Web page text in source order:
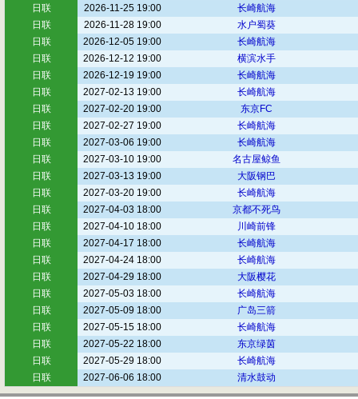
日联
2026-11-25 19:00
长崎航海
日联
2026-11-28 19:00
水户蜀葵
日联
2026-12-05 19:00
长崎航海
日联
2026-12-12 19:00
横滨水手
日联
2026-12-19 19:00
长崎航海
日联
2027-02-13 19:00
长崎航海
日联
2027-02-20 19:00
东京FC
日联
2027-02-27 19:00
长崎航海
日联
2027-03-06 19:00
长崎航海
日联
2027-03-10 19:00
名古屋鲸鱼
日联
2027-03-13 19:00
大阪钢巴
日联
2027-03-20 19:00
长崎航海
日联
2027-04-03 18:00
京都不死鸟
日联
2027-04-10 18:00
川崎前锋
日联
2027-04-17 18:00
长崎航海
日联
2027-04-24 18:00
长崎航海
日联
2027-04-29 18:00
大阪樱花
日联
2027-05-03 18:00
长崎航海
日联
2027-05-09 18:00
广岛三箭
日联
2027-05-15 18:00
长崎航海
日联
2027-05-22 18:00
东京绿茵
日联
2027-05-29 18:00
长崎航海
日联
2027-06-06 18:00 清水鼓动